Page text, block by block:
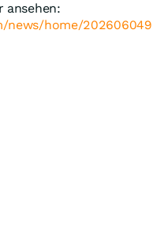
ansehen:
news/home/202606049